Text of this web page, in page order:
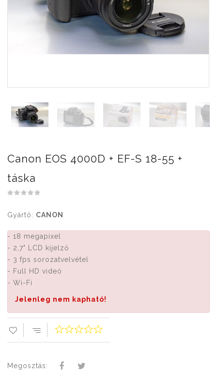
Canon EOS 4000D + EF-S 18-55 +
táska
Gyártó: CANON
- 18 megapixel
- 2,7" LCD kijelző
- 3 fps sorozatvelvétel
- Full HD videó
- Wi-Fi
Jelenleg nem kapható!
Megosztás: